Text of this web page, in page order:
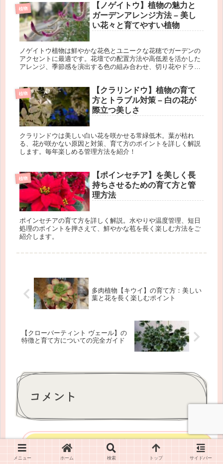
植物
【ノゲイトウ】植物の魅力と
ガーデンアレンジ方法 – 美し
い花々と育てやすい植物
ノゲイトウ植物は鮮やかな花色とユニークな花穂でガーデンの
アクセントに最適です。花壇での配置方法や高低差を活かした
アレンジ、季節感を演出する色の組み合わせ、切り花やドライ
植物
【クラリンドウ】植物の育て
方とトラブル対策 – 白の花が
際立つ美しさ
クラリンドウは美しい白い花を咲かせる常緑低木。葉が枯れ
る、花が咲かない原因と対策、育て方のポイントを詳しく解説
します。毎年楽しめる管理方法を紹介！
植物
【ポインセチア】を美しく長
持ちさせるための育て方と管
理方法
ポインセチアの育て方を詳しく解説。水やりや温度管理、短日
処理のポイントを押さえて、鮮やかな苞を長く楽しむ方法をご
紹介します。
多肉植物【キウイ】の育て方：美しい
葉と花を長く楽しむポイント
【クローバーティント ヴェール】の
特徴と育て方についての完全ガイド
コメント
コメントを書き込む
メニュー ホーム 検索 トップ サイドバー